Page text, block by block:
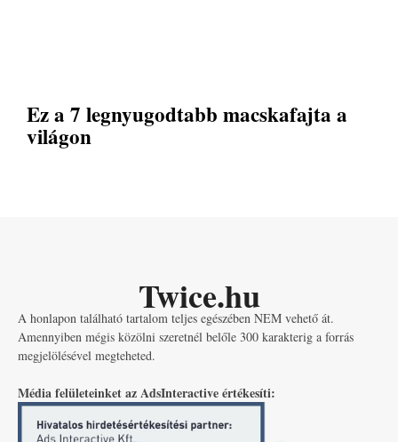
Ez a 7 legnyugodtabb macskafajta a
világon
Twice.hu
A honlapon található tartalom teljes egészében NEM vehető át.
Amennyiben mégis közölni szeretnél belőle 300 karakterig a forrás
megjelölésével megteheted.
Média felületeinket az AdsInteractive értékesíti: